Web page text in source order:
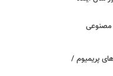
مصنوعی
پریمیوم /